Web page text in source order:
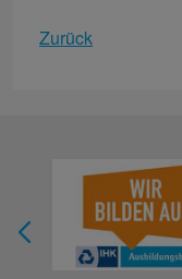
Zurück